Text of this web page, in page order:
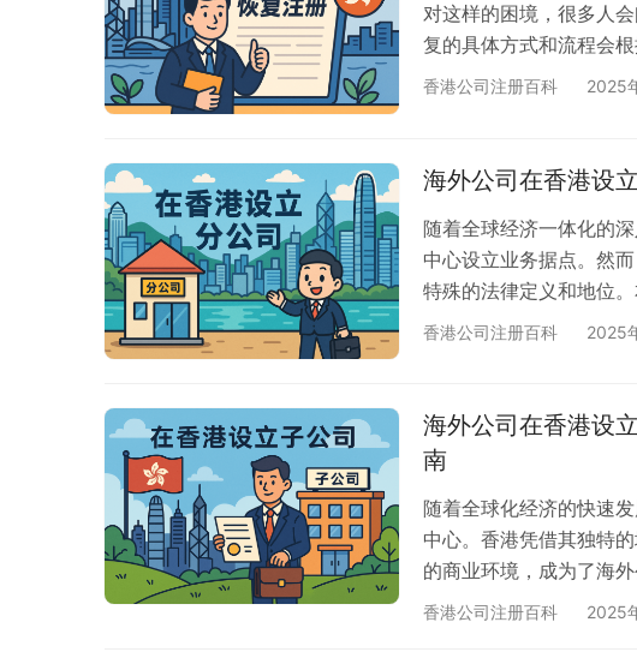
对这样的困境，很多人
复的具体方式和流程会
册服务机构，鑫隆源国
香港公司注册处的记录
香港公司注册百科 2025
海外公司在香港设
随着全球经济一体化的
中心设立业务据点。然
特殊的法律定义和地位
宜，帮助企业家和投资
香港公司注册百科 2025
海外公司在香港设
南
随着全球化经济的快速
中心。香港凭借其独特
的商业环境，成为了海
香港设立子公司不仅能
香港公司注册百科 2025